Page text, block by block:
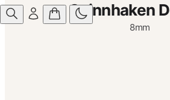
Spinnhaken
8mm